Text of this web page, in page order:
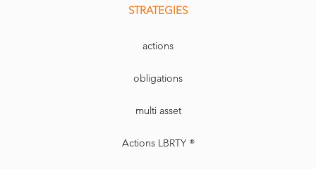
STRATEGIES
actions
obligations
multi asset
Actions LBRTY ®